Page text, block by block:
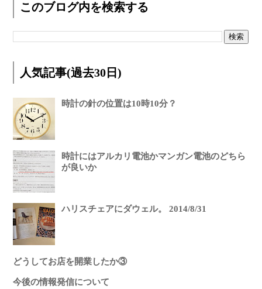
このブログ内を検索する
人気記事(過去30日)
時計の針の位置は10時10分？
時計にはアルカリ電池かマンガン電池のどちら
が良いか
ハリスチェアにダウェル。 2014/8/31
どうしてお店を開業したか③
今後の情報発信について